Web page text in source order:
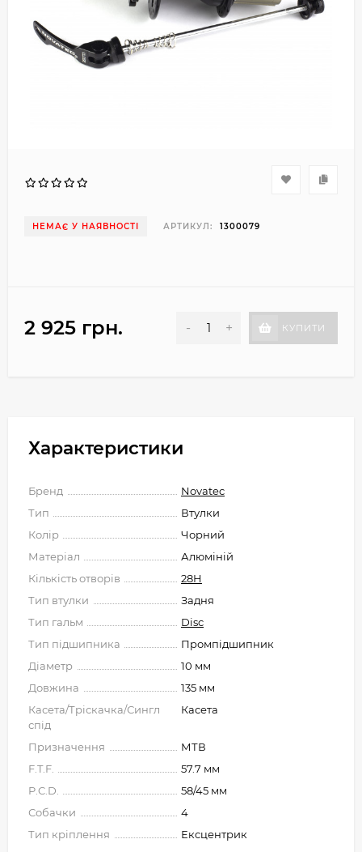
НЕМАЄ У НАЯВНОСТІ АРТИКУЛ: 1300079
2 925 грн. - + КУПИТИ
Характеристики
Бренд
Novatec
Тип
Втулки
Колір
Чорний
Матеріал
Алюміній
Кількість отворів
28H
Тип втулки
Задня
Тип гальм
Disc
Тип підшипника
Промпідшипник
Діаметр
10 мм
Довжина
135 мм
Касета/Тріскачка/Сингл
спід
Касета
Призначення
МТВ
F.T.F.
57.7 мм
P.C.D.
58/45 мм
Собачки
4
Тип кріплення
Ексцентрик